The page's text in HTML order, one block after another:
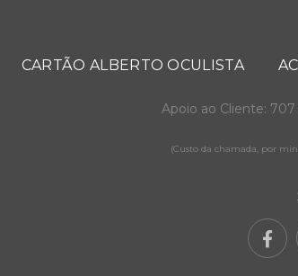
CARTÃO ALBERTO OCULISTA
Apoio ao Cliente: 707
(Custo da chamada, por